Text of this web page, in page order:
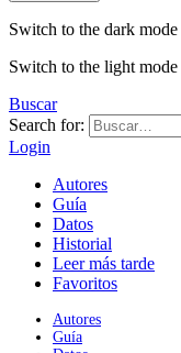
Switch to the dark
Switch to the light
Buscar
Search for:
Login
Autores
Guía
Datos
Historial
Leer más tarde
Favoritos
Autores
Guía